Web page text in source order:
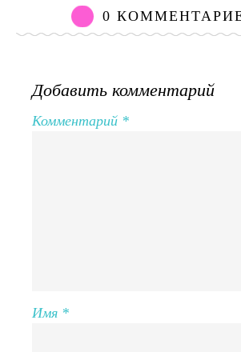
0
Добавить комментарий
Комментарий *
Имя *